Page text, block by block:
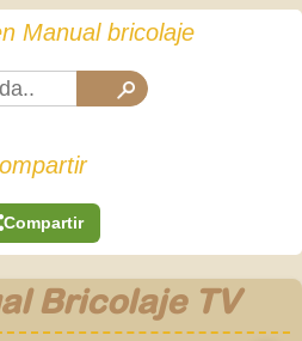
Manual bricolaje
Compartir
Bricolaje TV